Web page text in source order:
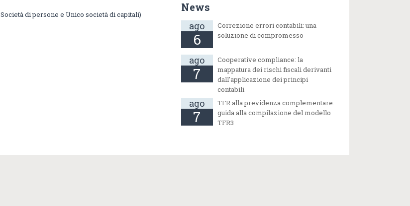
di persone e Unico società di capitali)
News
ago
6
Correzione errori contabili: una
soluzione di compromesso
ago
7
Cooperative compliance: la
mappatura dei rischi fiscali derivanti
dall'applicazione dei principi
contabili
ago
7
TFR alla previdenza complementare:
guida alla compilazione del modello
TFR3